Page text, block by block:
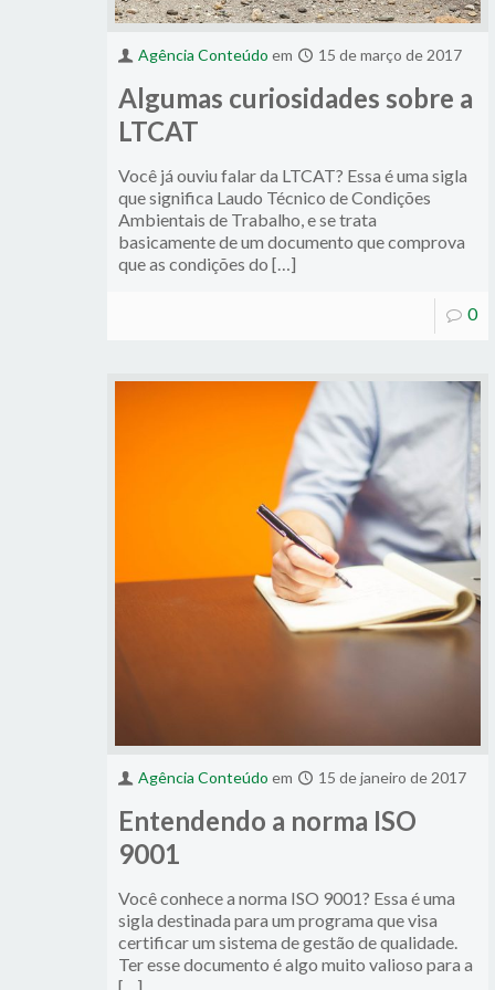
Agência Conteúdo em 15 de março de 2017
Algumas curiosidades sobre a
LTCAT
Você já ouviu falar da LTCAT? Essa é uma sigla
que significa Laudo Técnico de Condições
Ambientais de Trabalho, e se trata
basicamente de um documento que comprova
que as condições do […]
0
Agência Conteúdo em 15 de janeiro de 2017
Entendendo a norma ISO
9001
Você conhece a norma ISO 9001? Essa é uma
sigla destinada para um programa que visa
certificar um sistema de gestão de qualidade.
Ter esse documento é algo muito valioso para a